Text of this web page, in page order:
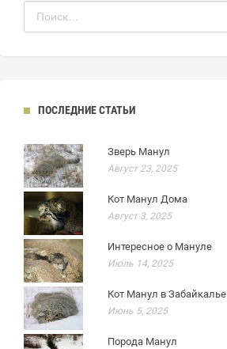
ПОСЛЕДНИЕ СТАТЬИ
Зверь Манул
Август 23, 2025
Кот Манул Дома
Август 3, 2025
Интересное о Мануле
Июль 14, 2025
Кот Манул в Забайкалье
Июнь 5, 2025
Порода Манул